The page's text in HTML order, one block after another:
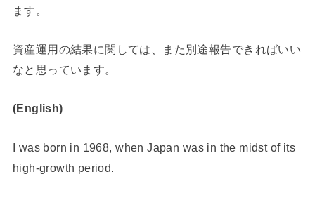
ます。
資産運用の結果に関しては、また別途報告できればいい
なと思っています。
(English)
I was born in 1968, when Japan was in the midst of its
high-growth period.